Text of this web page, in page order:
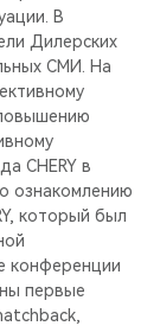
В
Дилерских
СМИ. На
CHERY в
ознакомлению
который был
конференции
первые